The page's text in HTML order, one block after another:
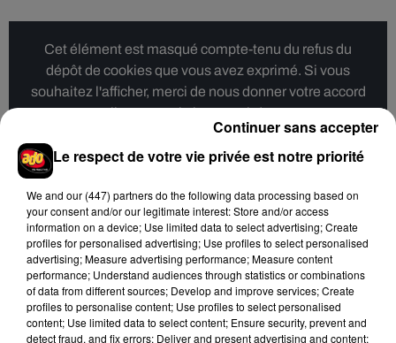
Cet élément est masqué compte-tenu du refus du
dépôt de cookies que vous avez exprimé. Si vous
souhaitez l'afficher, merci de nous donner votre accord
en cliquant sur le bouton ci-dessous.
Afficher l'élément
Cet élément est masqué compte-tenu du refus du
dépôt de cookies que vous avez exprimé. Si vous
souhaitez l'afficher, merci de nous donner votre accord
en cliquant sur le bouton ci-dessous.
Afficher l'élément
Le respect de votre vie privée est notre priorité
We and our (447) partnersdo the following data processing based on
your consent and/or our legitimate interest: Store and/or access
information on a device; Use limited data to select advertising; Create
profiles for personalised advertising; Use profiles to select personalised
advertising; Measure advertising performance; Measure content
performance; Understand audiences through statistics or combinations
of data from different sources; Develop and improve services; Create
profiles to personalise content; Use profiles to select personalised
content; Use limited data to select content; Ensure security, prevent and
detect fraud, and fix errors; Deliver and present advertising and content;
Continuer sans accepter